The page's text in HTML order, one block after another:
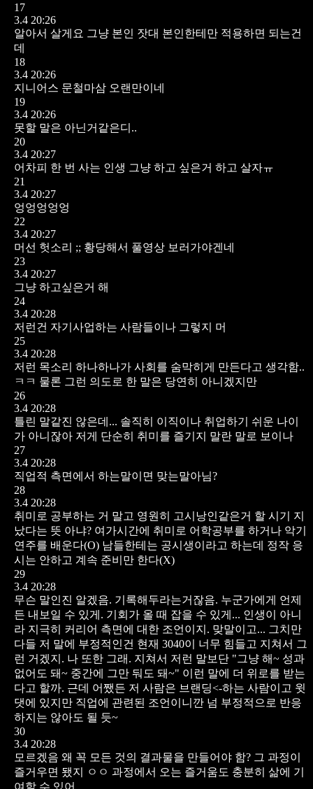
17
3.4 20:26
알아서 살게요 그냥 본인 잣대 본인한테만 적용하면 되는건
데
18
3.4 20:26
지니어스 문철마삼 오랜만이네
19
3.4 20:26
못할 말은 아닌거같은디..
20
3.4 20:27
어차피 한 번 사는 인생 그냥 하고 싶은거 하고 살자ㅠ
21
3.4 20:27
엉엉엉엉엉
22
3.4 20:27
머선 헛소리 ;; 황당해서 풀영상 보러가야겐네
23
3.4 20:27
그냥 하고싶은거 해
24
3.4 20:28
저런건 자기사업하는 사람들이나 그렇지 머
25
3.4 20:28
저런 목소리 하나하나가 사회를 숨막히게 만든다고 생각함..
ㅋㅋ 물론 그런 의도로 한 말은 당연히 아니겠지만
26
3.4 20:28
틀린 말같진 않은데... 솔직히 이직이나 취업하기 쉬운 나이
가 아니잖아 저게 단순히 취미를 즐기지 말란 말로 보이나
27
3.4 20:28
직업적 측면에서 하는말이면 맞는말아님?
28
3.4 20:28
취미로 공부하는 거 말고 영원히 고시낭인같은거 할 시기 지
났다는 뜻 아냐? 여가시간에 취미로 어학공부를 하거나 악기
연주를 배운다(O) 남들한테는 공시생이라고 하는데 정작 응
시는 안하고 계속 준비만 한다(X)
29
3.4 20:28
무슨 말인진 알겠음. 기록해두라는거잖음. 누군가에게 언제
든 내보일 수 있게. 기회가 올 때 잡을 수 있게... 인생이 아니
라 지극히 커리어 측면에 대한 조언이지. 맞말이고... 그치만
다들 저 말에 부정적인건 현재 3040이 너무 힘들고 지쳐서 그
런 거겠지. 나 또한 그래. 지쳐서 저런 말보단 "그냥 해~ 성과
없어도 돼~ 중간에 그만 둬도 돼~" 이런 말에 더 위로를 받는
다고 할까. 근데 어쨌든 저 사람은 브랜딩<-하는 사람이고 윗
댓에 있지만 직업에 관련된 조언이니깐 넘 부정적으로 반응
하지는 않아도 될 듯~
30
3.4 20:28
모르겠음 왜 꼭 모든 것의 결과물을 만들어야 함? 그 과정이
즐거우면 됐지 ㅇㅇ 과정에서 오는 즐거움도 충분히 삶에 기
여할 수 있어